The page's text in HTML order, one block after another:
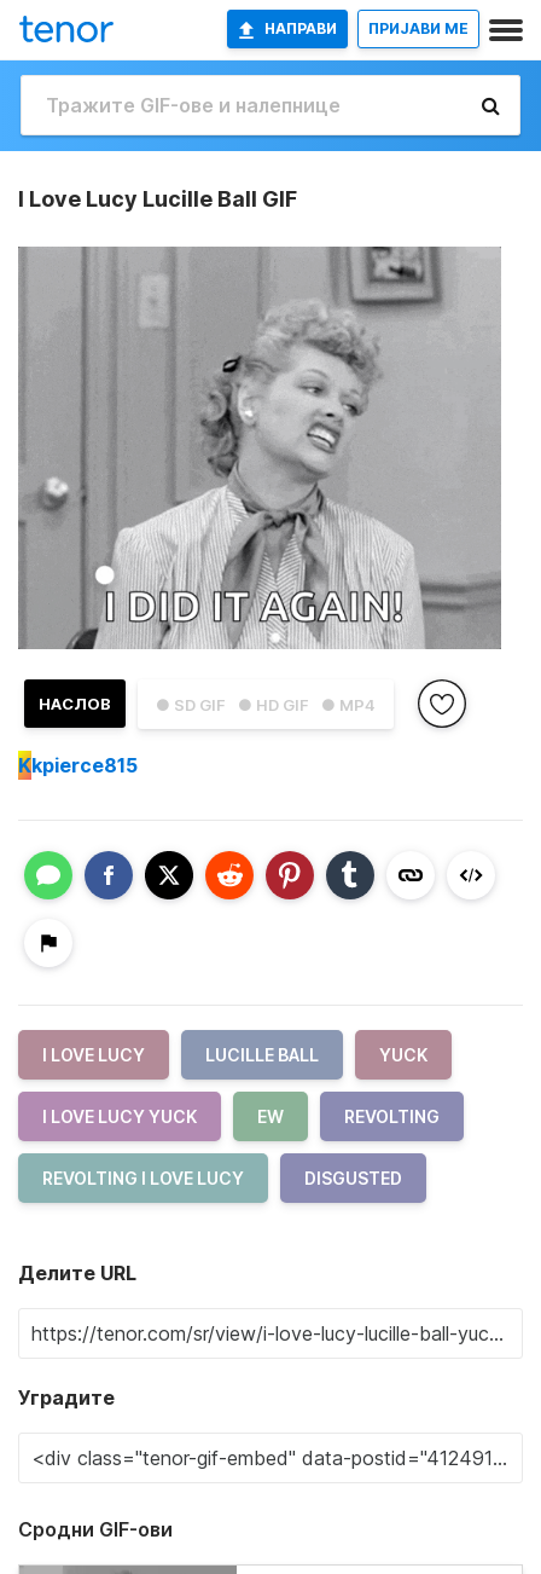
НАПРАВИ ПРИЈАВИ МЕ
I Love Lucy Lucille Ball GIF
● SD GIF ● HD GIF ● MP4
НАСЛОВ
Kkpierce815
I LOVE LUCY LUCILLE BALL YUCK
I LOVE LUCY YUCK EW REVOLTING
REVOLTING I LOVE LUCY DISGUSTED
Делите URL
Уградите
Сродни GIF-ови